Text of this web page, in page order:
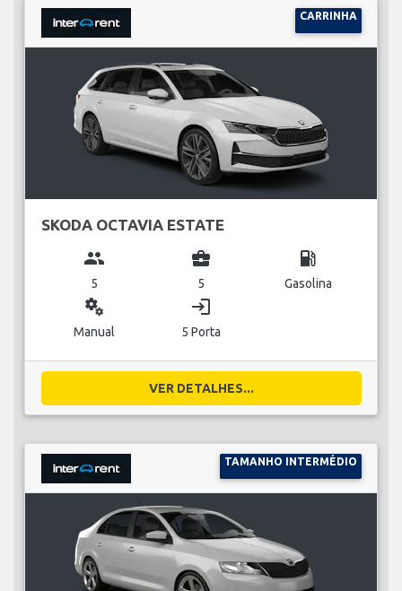
CARRINHA
SKODA OCTAVIA ESTATE
group
5
business_center
5
local_gas_station
Gasolina
miscellaneous_services
Manual
login
5 Porta
VER DETALHES...
TAMANHO INTERMÉDIO